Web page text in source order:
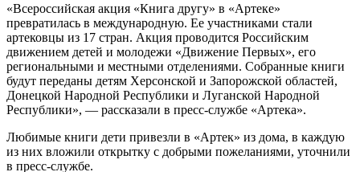
«Всероссийская акция «Книга другу» в «Артеке»
превратилась в международную. Ее участниками стали
артековцы из 17 стран. Акция проводится Российским
движением детей и молодежи «Движение Первых», его
региональными и местными отделениями. Собранные книги
будут переданы детям Херсонской и Запорожской областей,
Донецкой Народной Республики и Луганской Народной
Республики», — рассказали в пресс-службе «Артека».
Любимые книги дети привезли в «Артек» из дома, в каждую
из них вложили открытку с добрыми пожеланиями, уточнили
в пресс-службе.